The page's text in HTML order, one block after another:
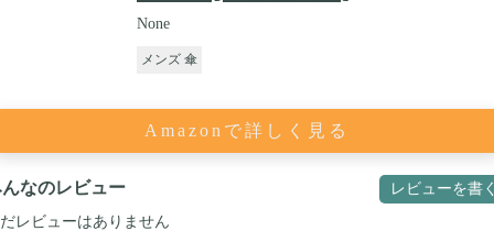
None
メンズ 傘
Amazonで詳しく見る
なのレビュー レビューを書
レビューはありません